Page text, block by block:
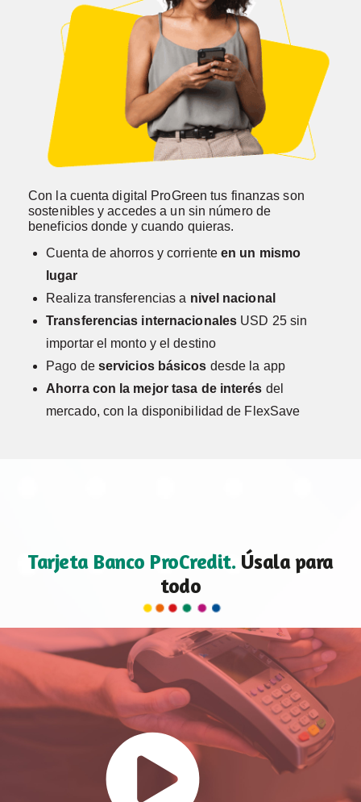
Con la cuenta digital ProGreen tus finanzas son
sostenibles y accedes a un sin número de
beneficios donde y cuando quieras.
Cuenta de ahorros y corriente en un mismo
lugar
Realiza transferencias a nivel nacional
Transferencias internacionales USD 25 sin
importar el monto y el destino
Pago de servicios básicos desde la app
Ahorra con la mejor tasa de interés del
mercado, con la disponibilidad de FlexSave
Tarjeta Banco ProCredit. Úsala para
todo